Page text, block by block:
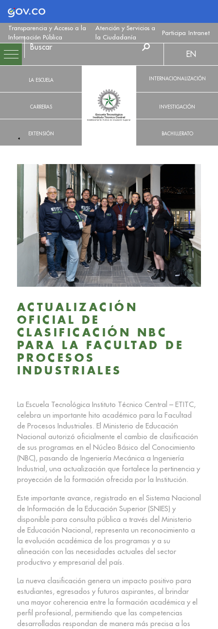
Logo Gobierno de Colombia
Transparencia y Acceso a la
Información Pública
Atención y Servicios a
la Ciudadanía
Participa Intranet
LA ESCUELA
CARRERAS
EXTENSIÓN
EN
INTERNACIONALIZACIÓN
INVESTIGACIÓN
BACHILLERATO
ACTUALIZACIÓN
OFICIAL DE
CLASIFICACIÓN NBC
PARA LA FACULTAD DE
PROCESOS
INDUSTRIALES
La Escuela Tecnológica Instituto Técnico Central – ETITC,
celebra un importante hito académico para la Facultad
de Procesos Industriales. El Ministerio de Educación
Nacional autorizó oficialmente el cambio de clasificación
de sus programas en el Núcleo Básico del Conocimiento
(NBC), pasando de Ingeniería Mecánica a Ingeniería
Industrial, una actualización que fortalece la pertinencia y
proyección de la formación ofrecida por la Institución.
Este importante avance, registrado en el Sistema Nacional
de Información de la Educación Superior (SNIES) y
disponible para consulta pública a través del Ministerio
de Educación Nacional, representa un reconocimiento a
la evolución académica de los programas y a su
alineación con las necesidades actuales del sector
productivo y empresarial del país.
La nueva clasificación genera un impacto positivo para
estudiantes, egresados y futuros aspirantes, al brindar
una mayor coherencia entre la formación académica y el
perfil profesional, permitiendo que las competencias
desarrolladas respondan de manera más precisa a los